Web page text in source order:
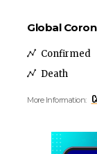
Global
Confirmed
Death
More Information: